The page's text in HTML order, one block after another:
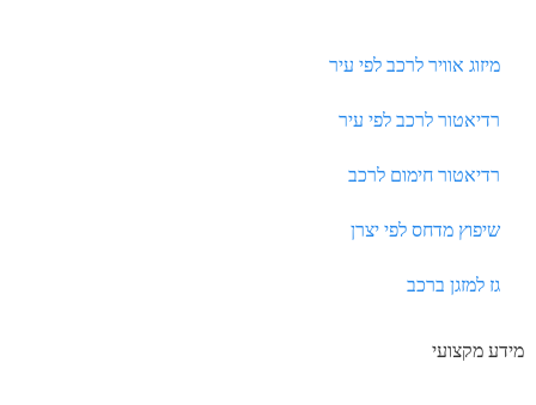
מיזוג אוויר לרכב לפי עיר
רדיאטור לרכב לפי עיר
רדיאטור חימום לרכב
שיפוץ מדחס לפי יצרן
גז למזגן ברכב
מידע מקצועי